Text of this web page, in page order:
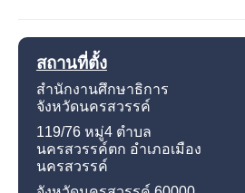
สถานที่ตั้ง
สำนักงานศึกษาธิการ
จังหวัดนครสวรรค์
119/76 หมู่4 ตำบล
นครสวรรค์ตก อำเภอเมือง
นครสวรรค์